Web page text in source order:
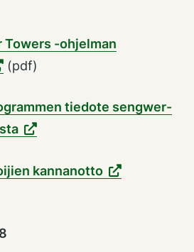
Towers -ohjelman
(pdf)
tiedote sengwer-
kannanotto